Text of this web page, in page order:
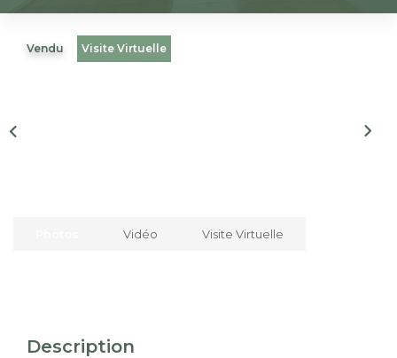
Nous Rejoindre
Vendu Visite Virtuelle
Vidéo Visite Virtuelle
Description